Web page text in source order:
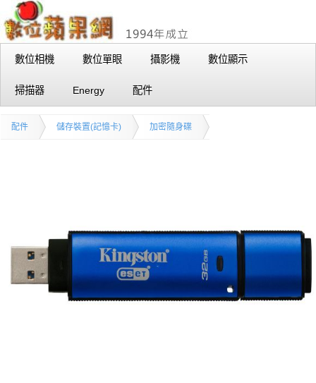
數位相機 數位單眼 攝影機 數位顯示
掃描器 Energy 配件
配件 儲存裝置(記憶卡) 加密隨身碟